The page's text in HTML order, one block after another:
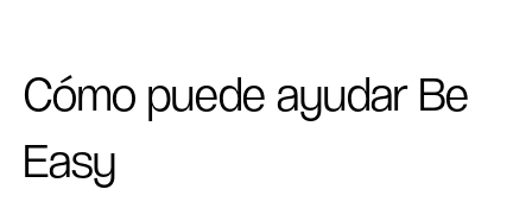
Cómo puede ayudar Be
Easy